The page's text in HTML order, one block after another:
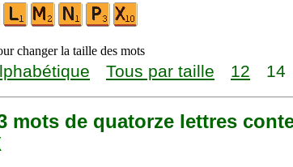
changer la taille des mots
Tous par taille 12 14
mots de quatorze lettres